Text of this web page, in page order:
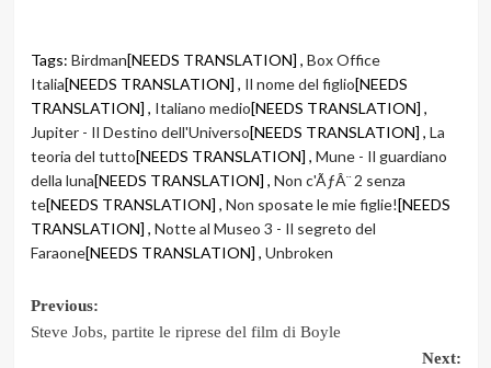
Tags: Birdman[NEEDS TRANSLATION] , Box Office
Italia[NEEDS TRANSLATION] , Il nome del figlio[NEEDS
TRANSLATION] , Italiano medio[NEEDS TRANSLATION] ,
Jupiter - Il Destino dell'Universo[NEEDS TRANSLATION] , La
teoria del tutto[NEEDS TRANSLATION] , Mune - Il guardiano
della luna[NEEDS TRANSLATION] , Non c'ÃƒÂ¨ 2 senza
te[NEEDS TRANSLATION] , Non sposate le mie figlie![NEEDS
TRANSLATION] , Notte al Museo 3 - Il segreto del
Faraone[NEEDS TRANSLATION] , Unbroken
Post
Previous:
Steve Jobs, partite le riprese del film di Boyle
Next: